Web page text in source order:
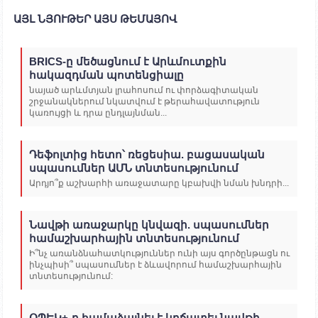
ԱՅԼ ՆՅՈՒԹԵՐ ԱՅՍ ԹԵՄԱՅՈՎ
BRICS-ը մեծացնում է Արևմուտքին
հակազդման պոտենցիալը
նայած արևմտյան լրահոսում ու փորձագիտական
շրջանակներում նկատվում է թերահավատություն
կառույցի և դրա ընդլայնման...
Դեֆոլտից հետո՝ ռեցեսիա. բացասական
սպասումներ ԱՄՆ տնտեսությունում
Արդյո՞ք աշխարհի առաջատարը կբախվի նման խնդրի...
Նավթի առաջարկը կնվազի. սպասումներ
համաշխարհային տնտեսությունում
Ի՞նչ առանձնահատկություններ ունի այս գործընթացն ու
ինչպիսի՞ սպասումներ է ձևավորում համաշխարհային
տնտեսությունում: